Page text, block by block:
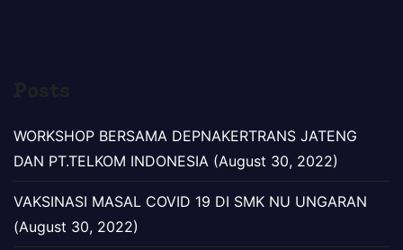
WORKSHOP BERSAMA DEPNAKERTRANS JATENG
DAN PT.TELKOM INDONESIA (August 30, 2022)
VAKSINASI MASAL COVID 19 DI SMK NU UNGARAN
(August 30, 2022)